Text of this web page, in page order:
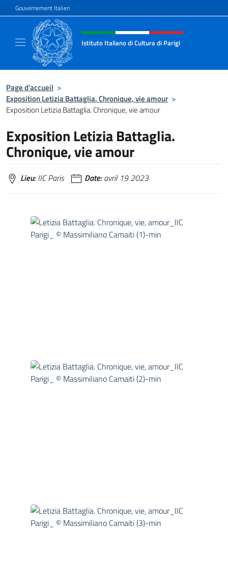
Aller au contenu
Gouvernement Italien
Site Web, social et en-tête de
Istituto Italiano di Cultura di Parigi
Page d'accueil >
Exposition Letizia Battaglia. Chronique, vie amour >
Exposition Letizia Battaglia. Chronique, vie amour
Exposition Letizia Battaglia.
Chronique, vie amour
Lieu:IIC Paris Date:avril 19 2023